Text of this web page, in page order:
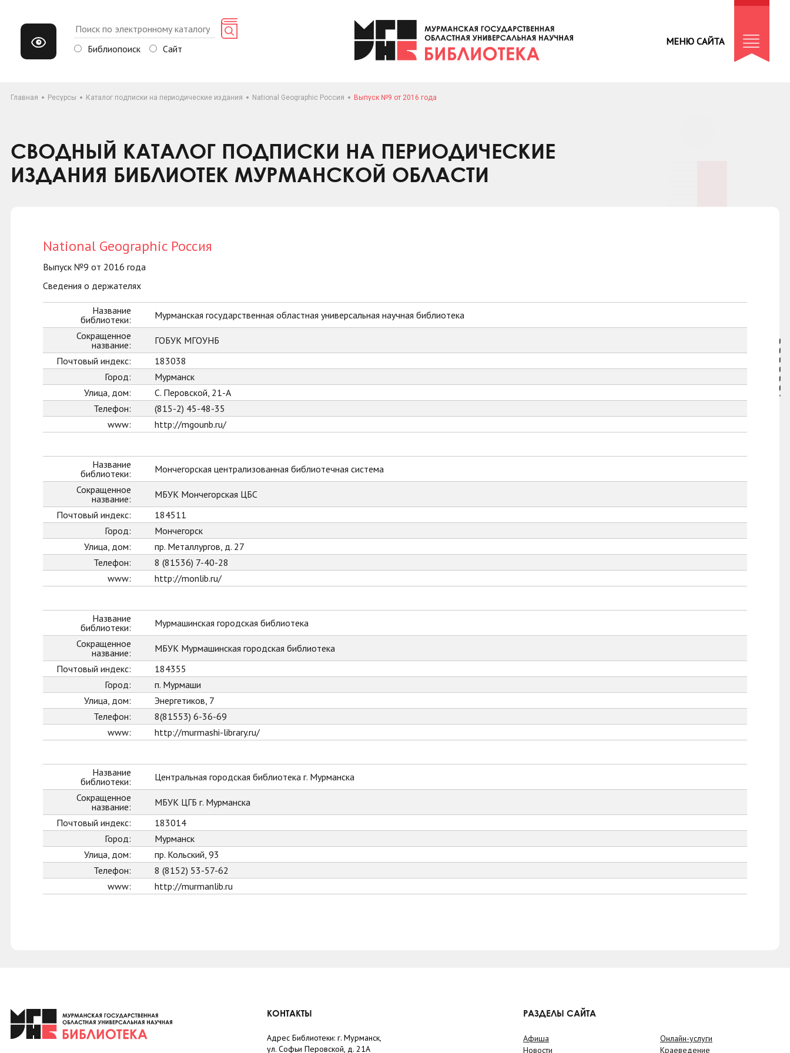
Библиопоиск Сайт
МЕНЮ САЙТА
Главная Ресурсы Каталог подписки на периодические издания National Geographic Россия Выпуск №9 от 2016 года
СВОДНЫЙ КАТАЛОГ ПОДПИСКИ НА ПЕРИОДИЧЕСКИЕ
ИЗДАНИЯ БИБЛИОТЕК МУРМАНСКОЙ ОБЛАСТИ
National Geographic Россия
Выпуск №9 от 2016 года
Сведения о держателях
Название
библиотеки:
Мурманская государственная областная универсальная научная библиотека
Сокращенное
название:
ГОБУК МГОУНБ
Почтовый индекс:
183038
Город:
Мурманск
Улица, дом:
С. Перовской, 21-А
Телефон:
(815-2) 45-48-35
www:
http://mgounb.ru/
Название
библиотеки:
Мончегорская централизованная библиотечная система
Сокращенное
название:
МБУК Мончегорская ЦБС
Почтовый индекс:
184511
Город:
Мончегорск
Улица, дом:
пр. Металлургов, д. 27
Телефон:
8 (81536) 7-40-28
www:
http://monlib.ru/
Название
библиотеки:
Мурмашинская городская библиотека
Сокращенное
название:
МБУК Мурмашинская городская библиотека
Почтовый индекс:
184355
Город:
п. Мурмаши
Улица, дом:
Энергетиков, 7
Телефон:
8(81553) 6-36-69
www:
http://murmashi-library.ru/
Название
библиотеки:
Центральная городская библиотека г. Мурманска
Сокращенное
название:
МБУК ЦГБ г. Мурманска
Почтовый индекс:
183014
Город:
Мурманск
Улица, дом:
пр. Кольский, 93
Телефон:
8 (8152) 53-57-62
www:
http://murmanlib.ru
КОНТАКТЫ
Адрес Библиотеки: г. Мурманск,
ул. Софьи Перовской, д. 21А
РАЗДЕЛЫ САЙТА
Афиша
Новости
Онлайн-услуги
Краеведение